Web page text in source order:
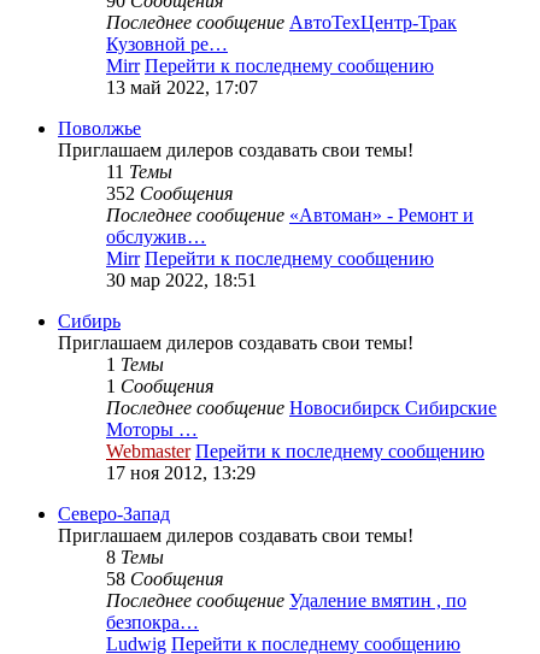
Последнее сообщение АвтоТехЦентр-Трак
Кузовной ре…
Mirr Перейти к последнему сообщению
13 май 2022, 17:07
Поволжье
Приглашаем дилеров создавать свои темы!
11 Темы
352 Сообщения
Последнее сообщение «Автоман» - Ремонт и
обслужив…
Mirr Перейти к последнему сообщению
30 мар 2022, 18:51
Сибирь
Приглашаем дилеров создавать свои темы!
1 Темы
1 Сообщения
Последнее сообщение Новосибирск Сибирские
Моторы …
Webmaster Перейти к последнему сообщению
17 ноя 2012, 13:29
Северо-Запад
Приглашаем дилеров создавать свои темы!
8 Темы
58 Сообщения
Последнее сообщение Удаление вмятин , по
безпокра…
Ludwig Перейти к последнему сообщению